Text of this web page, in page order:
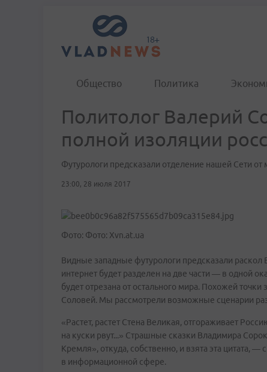
Общество Политика
Политолог Валерий
полной изоляции
Футурологи предсказали отделение нашей Сети от
23:00, 28 июля 2017
Фото: Фото: Xvn.at.ua
Видные западные футурологи предсказали раскол
интернет будет разделен на две части — в одной
будет отрезана от остального мира. Похожей
Соловей. Мы рассмотрели возможные сценарии
«Растет, растет Стена Великая, отгораживает
на куски рвут...» Страшные сказки Владимира
Кремля», откуда, собственно, и взята эта
в информационной сфере.